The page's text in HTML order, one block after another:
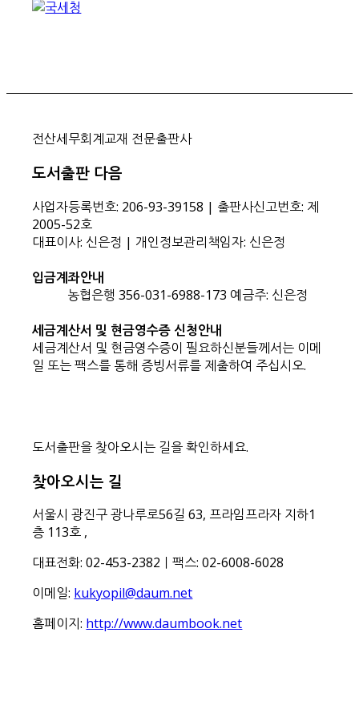
전산세무회계교재 전문출판사
도서출판 다음
사업자등록번호: 206-93-39158 | 출판사신고번호: 제
2005-52호
대표이사: 신은정 | 개인정보관리책임자: 신은정
입금계좌안내
농협은행 356-031-6988-173 예금주: 신은정
세금계산서 및 현금영수증 신청안내
세금계산서 및 현금영수증이 필요하신분들께서는 이메
일 또는 팩스를 통해 증빙서류를 제출하여 주십시오.
도서출판을 찾아오시는 길을 확인하세요.
찾아오시는 길
서울시 광진구 광나루로56길 63, 프라임프라자 지하1
층 113호 ,
대표전화: 02-453-2382ㅣ팩스: 02-6008-6028
이메일: kukyopil@daum.net
홈페이지: http://www.daumbook.net